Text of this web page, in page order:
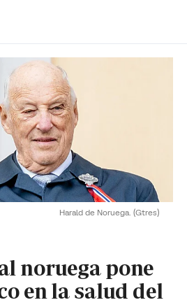
Harald de Noruega. (Gtres)
noruega pone
en la salud del